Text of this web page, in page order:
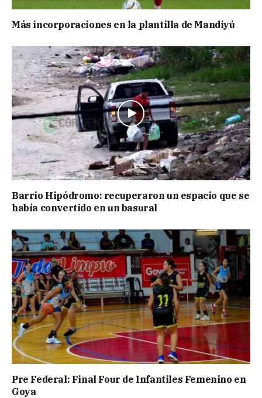
Más incorporaciones en la plantilla de Mandiyú
Barrio Hipódromo: recuperaron un espacio que se
había convertido en un basural
Pre Federal: Final Four de Infantiles Femenino en
Goya